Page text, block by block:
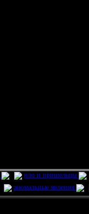
нло и пришельцы
аномальные явления